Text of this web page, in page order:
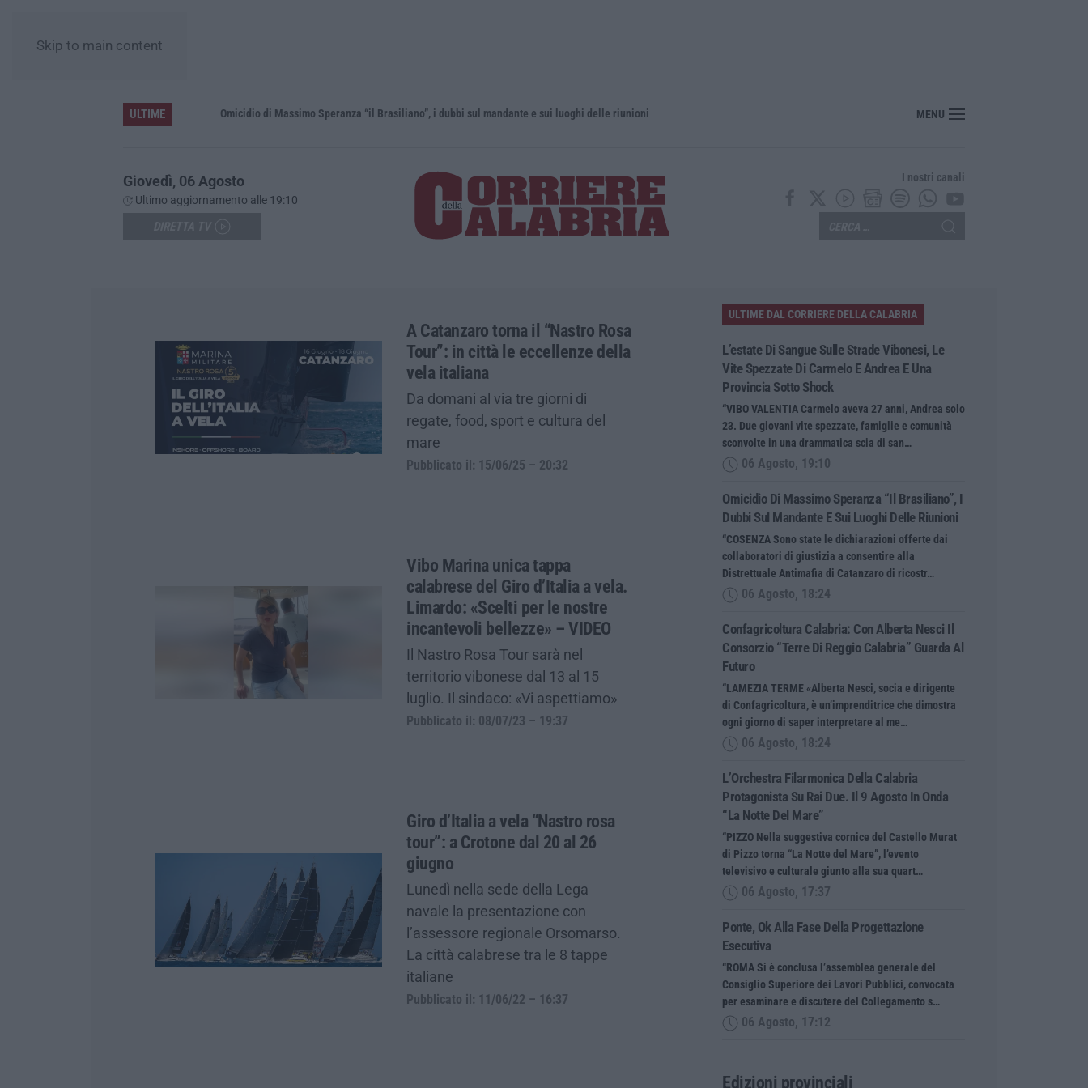
Skip to main content
ULTIME
L’estate di sangue sulle strade vibonesi, le vite spezzate di Carmelo e Andrea e una provincia sotto shock Omicidio di Massimo Speranza “il Brasiliano”, i dubbi sul mandante e sui luoghi delle riunioni MENU
Giovedì, 06 Agosto
Ultimo aggiornamento alle 19:10
I nostri canali
A Catanzaro torna il “Nastro Rosa
Tour”: in città le eccellenze della
vela italiana
Da domani al via tre giorni di
regate, food, sport e cultura del
mare
Pubblicato il: 15/06/25 – 20:32
Vibo Marina unica tappa
calabrese del Giro d’Italia a vela.
Limardo: «Scelti per le nostre
incantevoli bellezze» – VIDEO
Il Nastro Rosa Tour sarà nel
territorio vibonese dal 13 al 15
luglio. Il sindaco: «Vi aspettiamo»
Pubblicato il: 08/07/23 – 19:37
Giro d’Italia a vela “Nastro rosa
tour”: a Crotone dal 20 al 26
giugno
Lunedì nella sede della Lega
navale la presentazione con
l’assessore regionale Orsomarso.
La città calabrese tra le 8 tappe
italiane
Pubblicato il: 11/06/22 – 16:37
ULTIME DAL CORRIERE DELLA CALABRIA
L’estate Di Sangue Sulle Strade Vibonesi, Le
Vite Spezzate Di Carmelo E Andrea E Una
Provincia Sotto Shock
“VIBO VALENTIA Carmelo aveva 27 anni, Andrea solo
23. Due giovani vite spezzate, famiglie e comunità
sconvolte in una drammatica scia di san…
06 Agosto, 19:10
Omicidio Di Massimo Speranza “il Brasiliano”, I
Dubbi Sul Mandante E Sui Luoghi Delle Riunioni
“COSENZA Sono state le dichiarazioni offerte dai
collaboratori di giustizia a consentire alla
Distrettuale Antimafia di Catanzaro di ricostr…
06 Agosto, 18:24
Confagricoltura Calabria: Con Alberta Nesci Il
Consorzio “Terre Di Reggio Calabria” Guarda Al
Futuro
“LAMEZIA TERME «Alberta Nesci, socia e dirigente
di Confagricoltura, è un’imprenditrice che dimostra
ogni giorno di saper interpretare al me…
06 Agosto, 18:24
L’Orchestra Filarmonica Della Calabria
Protagonista Su Rai Due. Il 9 Agosto In Onda
“La Notte Del Mare”
“PIZZO Nella suggestiva cornice del Castello Murat
di Pizzo torna “La Notte del Mare”, l’evento
televisivo e culturale giunto alla sua quart…
06 Agosto, 17:37
Ponte, Ok Alla Fase Della Progettazione
Esecutiva
“ROMA Si è conclusa l’assemblea generale del
Consiglio Superiore dei Lavori Pubblici, convocata
per esaminare e discutere del Collegamento s…
06 Agosto, 17:12
Edizioni provinciali